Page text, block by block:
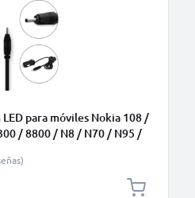
para móviles Nokia 108 /
/ 8800 / N8 / N70 / N95 /